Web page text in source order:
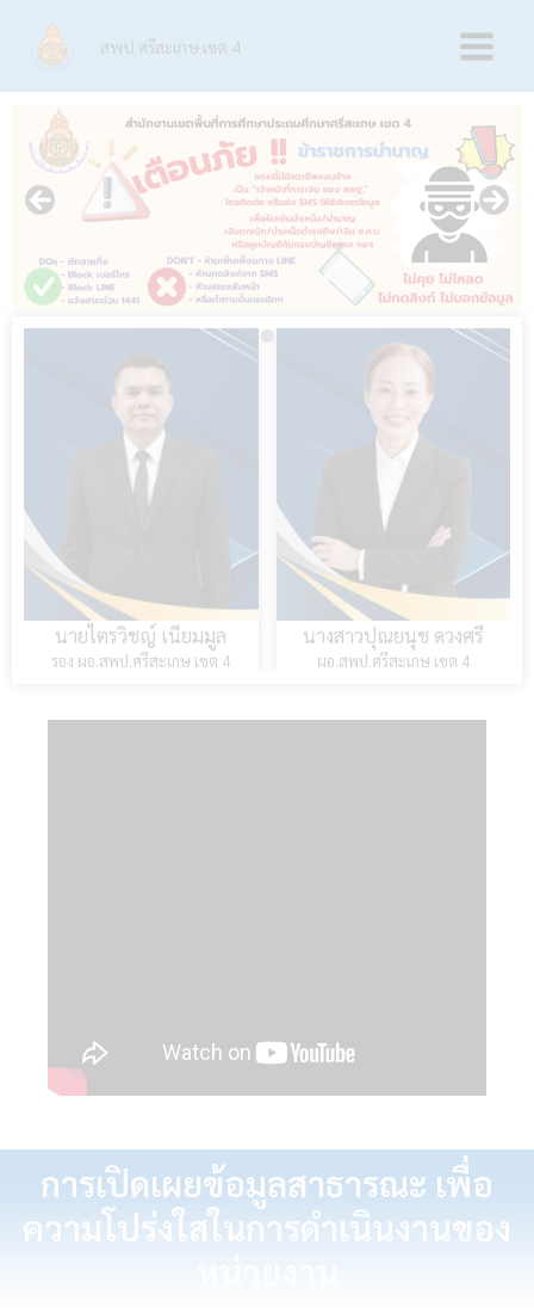
content
สพป.ศรีสะเกษ เขต 4
Main
นางสาวปุณยนุช ดวงศรี
ผอ.สพป.ศรีสะเกษ เขต 4
นายปรีชา จันทวี
รอง ผอ.สพป.ศรีสะเกษ เขต 4
การเปิดเผยข้อมูลสาธารณะ เพื่อ
ความโปร่งใสในการดำเนินงานของ